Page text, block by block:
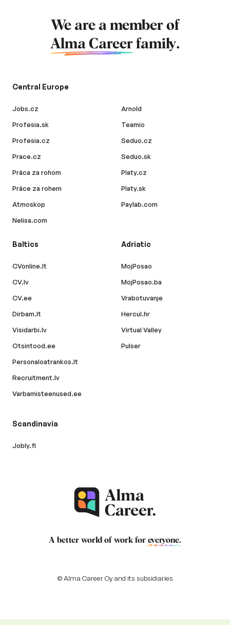
We are a member of
Alma Career family.
Central Europe
Jobs.cz
Profesia.sk
Profesia.cz
Prace.cz
Práca za rohom
Práce za rohem
Atmoskop
Nelisa.com
Arnold
Teamio
Seduo.cz
Seduo.sk
Platy.cz
Platy.sk
Paylab.com
Baltics
CVonline.lt
CV.lv
CV.ee
Dirbam.lt
Visidarbi.lv
Otsintood.ee
Personaloatrankos.lt
Recruitment.lv
Varbamisteenused.ee
Adriatic
MojPosao
MojPosao.ba
Vrabotuvanje
Hercul.hr
Virtual Valley
Pulser
Scandinavia
Jobly.fi
A better world of work for everyone.
© Alma Career Oy and its subsidiaries